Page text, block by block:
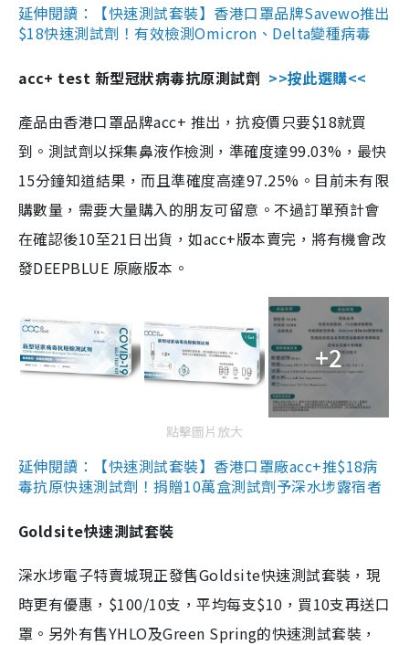
延伸閱讀：【快速測試套裝】香港口罩品牌Savewo推出
$18快速測試劑！有效檢測Omicron、Delta變種病毒
acc+ test 新型冠狀病毒抗原測試劑 >>按此選購<<
產品由香港口罩品牌acc+ 推出，抗疫價只要$18就買
到。測試劑以採集鼻液作檢測，準確度達99.03%，最快
15分鐘知道結果，而且準確度高達97.25%。目前未有限
購數量，需要大量購入的朋友可留意。不過訂單預計會
在確認後10至21日出貨，如acc+版本賣完，將有機會改
發DEEPBLUE 原廠版本。
+2
點擊圖片放大
延伸閱讀：【快速測試套裝】香港口罩廠acc+推$18病
毒抗原快速測試劑！捐贈10萬盒測試劑予深水埗露宿者
Goldsite快速測試套裝
深水埗電子特賣城現正發售Goldsite快速測試套裝，現
時更有優惠，$100/10支，平均每支$10，買10支再送口
罩。另外有售YHLO及Green Spring的快速測試套裝，